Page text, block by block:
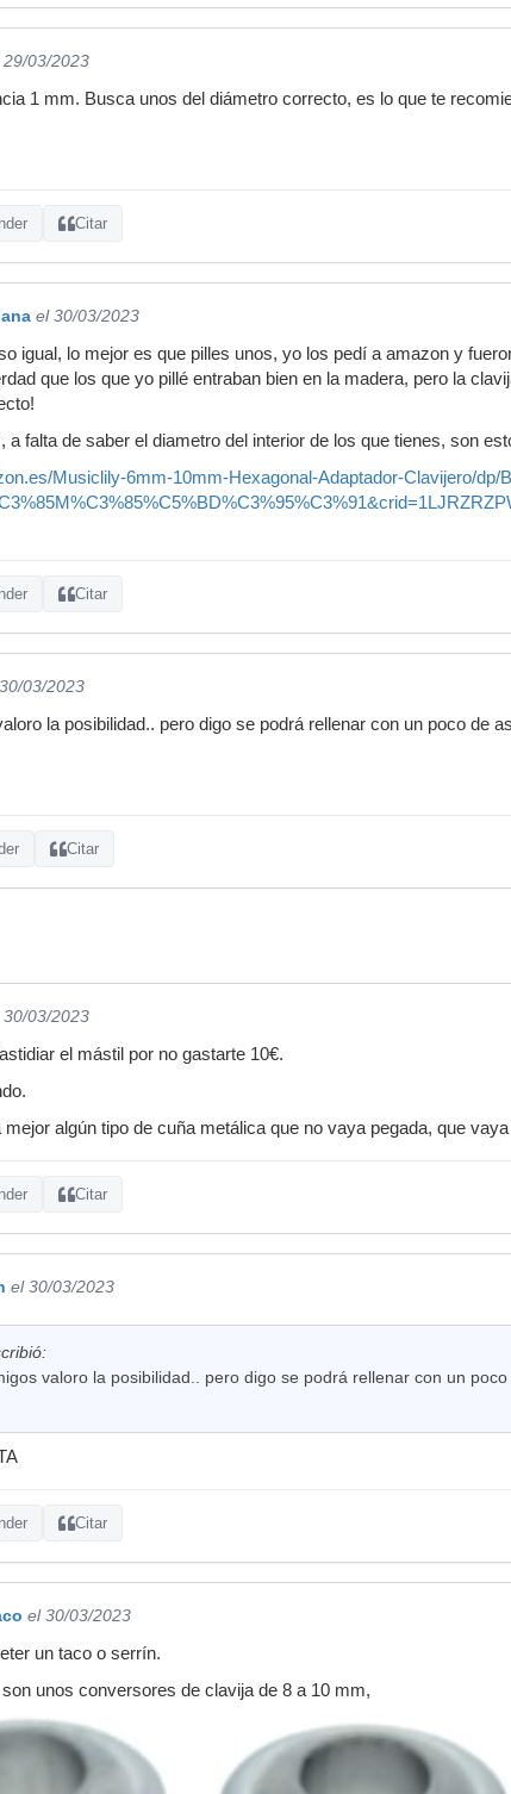
29/03/2023
1 mm. Busca unos del diámetro correcto, es lo que te
Citar
el 30/03/2023
igual, lo mejor es que pilles unos, yo los pedí a amazon y
que los que yo pillé entraban bien en la madera, pero la
a falta de saber el diametro del interior de los que tienes, son
Musiclily-6mm-10mm-Hexagonal-Adaptador-Clavijero/dp/
Citar
03/2023
la posibilidad.. pero digo se podrá rellenar con un poco de
Citar
30/03/2023
el mástil por no gastarte 10€.
mejor algún tipo de cuña metálica que no vaya pegada, que
Citar
el 30/03/2023
valoro la posibilidad.. pero digo se podrá rellenar con un
Citar
el 30/03/2023
un taco o serrín.
unos conversores de clavija de 8 a 10 mm,